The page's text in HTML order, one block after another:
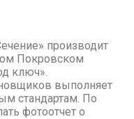
производит
Покровском
ключ».
выполняет
стандартам. По
фотоотчет о